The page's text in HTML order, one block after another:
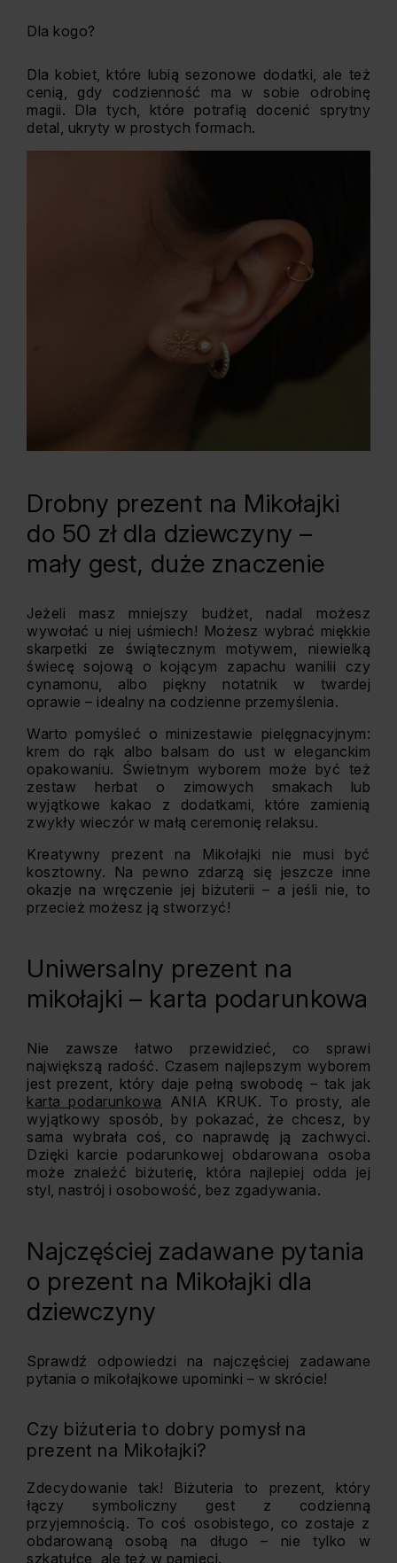
Dla kogo?
Dla kobiet, które lubią sezonowe dodatki, ale też
cenią, gdy codzienność ma w sobie odrobinę
magii. Dla tych, które potrafią docenić sprytny
detal, ukryty w prostych formach.
Drobny prezent na Mikołajki
do 50 zł dla dziewczyny –
mały gest, duże znaczenie
Jeżeli masz mniejszy budżet, nadal możesz
wywołać u niej uśmiech! Możesz wybrać miękkie
skarpetki ze świątecznym motywem, niewielką
świecę sojową o kojącym zapachu wanilii czy
cynamonu, albo piękny notatnik w twardej
oprawie – idealny na codzienne przemyślenia.
Warto pomyśleć o minizestawie pielęgnacyjnym:
krem do rąk albo balsam do ust w eleganckim
opakowaniu. Świetnym wyborem może być też
zestaw herbat o zimowych smakach lub
wyjątkowe kakao z dodatkami, które zamienią
zwykły wieczór w małą ceremonię relaksu.
Kreatywny prezent na Mikołajki nie musi być
kosztowny. Na pewno zdarzą się jeszcze inne
okazje na wręczenie jej biżuterii – a jeśli nie, to
przecież możesz ją stworzyć!
Uniwersalny prezent na
mikołajki – karta podarunkowa
Nie zawsze łatwo przewidzieć, co sprawi
największą radość. Czasem najlepszym wyborem
jest prezent, który daje pełną swobodę – tak jak
karta podarunkowa ANIA KRUK. To prosty, ale
wyjątkowy sposób, by pokazać, że chcesz, by
sama wybrała coś, co naprawdę ją zachwyci.
Dzięki karcie podarunkowej obdarowana osoba
może znaleźć biżuterię, która najlepiej odda jej
styl, nastrój i osobowość, bez zgadywania.
Najczęściej zadawane pytania
o prezent na Mikołajki dla
dziewczyny
Sprawdź odpowiedzi na najczęściej zadawane
pytania o mikołajkowe upominki – w skrócie!
Czy biżuteria to dobry pomysł na
prezent na Mikołajki?
Zdecydowanie tak! Biżuteria to prezent, który
łączy symboliczny gest z codzienną
przyjemnością. To coś osobistego, co zostaje z
obdarowaną osobą na długo – nie tylko w
szkatułce, ale też w pamięci.